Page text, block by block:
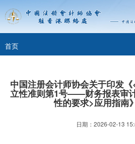
首页
中国注册会计师协会关于印发
立性准则第1号——财务报表审
性的要求>应用指南
日期：2026-02-13